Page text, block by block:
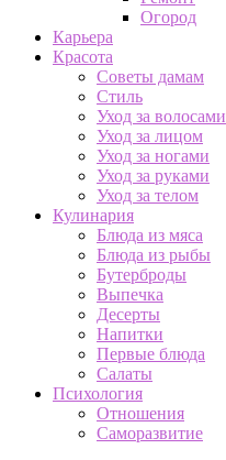
Огород
Карьера
Красота
Советы дамам
Стиль
Уход за волосами
Уход за лицом
Уход за ногами
Уход за руками
Уход за телом
Кулинария
Блюда из мяса
Блюда из рыбы
Бутерброды
Выпечка
Десерты
Напитки
Первые блюда
Салаты
Психология
Отношения
Саморазвитие